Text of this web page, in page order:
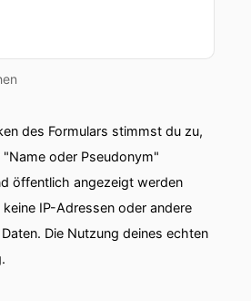
des Formulars stimmst du zu,
oder Pseudonym"
öffentlich angezeigt werden
IP-Adressen oder andere
Die Nutzung deines echten